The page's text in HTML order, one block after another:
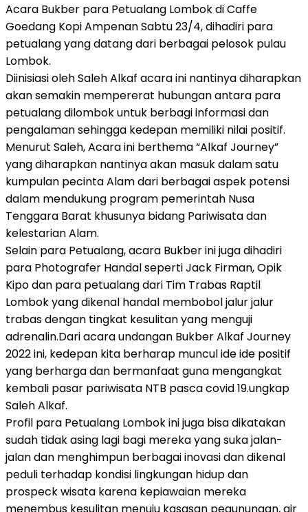
Acara Bukber para Petualang Lombok di Caffe
Goedang Kopi Ampenan Sabtu 23/4, dihadiri para
petualang yang datang dari berbagai pelosok pulau
Lombok.
Diinisiasi oleh Saleh Alkaf acara ini nantinya diharapkan
akan semakin mempererat hubungan antara para
petualang dilombok untuk berbagi informasi dan
pengalaman sehingga kedepan memiliki nilai positif.
Menurut Saleh, Acara ini berthema “Alkaf Journey”
yang diharapkan nantinya akan masuk dalam satu
kumpulan pecinta Alam dari berbagai aspek potensi
dalam mendukung program pemerintah Nusa
Tenggara Barat khusunya bidang Pariwisata dan
kelestarian Alam.
Selain para Petualang, acara Bukber ini juga dihadiri
para Photografer Handal seperti Jack Firman, Opik
Kipo dan para petualang dari Tim Trabas Raptil
Lombok yang dikenal handal membobol jalur jalur
trabas dengan tingkat kesulitan yang menguji
adrenalin.Dari acara undangan Bukber Alkaf Journey
2022 ini, kedepan kita berharap muncul ide ide positif
yang berharga dan bermanfaat guna mengangkat
kembali pasar pariwisata NTB pasca covid 19.ungkap
Saleh Alkaf.
Profil para Petualang Lombok ini juga bisa dikatakan
sudah tidak asing lagi bagi mereka yang suka jalan-
jalan dan menghimpun berbagai inovasi dan dikenal
peduli terhadap kondisi lingkungan hidup dan
prospeck wisata karena kepiawaian mereka
menembus kesulitan menuju kasasan pegunungan, air